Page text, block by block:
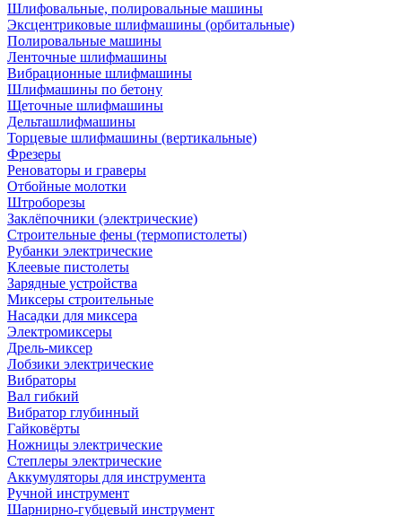
Шлифовальные, полировальные машины
Эксцентриковые шлифмашины (орбитальные)
Полировальные машины
Ленточные шлифмашины
Вибрационные шлифмашины
Шлифмашины по бетону
Щеточные шлифмашины
Дельташлифмашины
Торцевые шлифмашины (вертикальные)
Фрезеры
Реноваторы и граверы
Отбойные молотки
Штроборезы
Заклёпочники (электрические)
Строительные фены (термопистолеты)
Рубанки электрические
Клеевые пистолеты
Зарядные устройства
Миксеры строительные
Насадки для миксера
Электромиксеры
Дрель-миксер
Лобзики электрические
Вибраторы
Вал гибкий
Вибратор глубинный
Гайковёрты
Ножницы электрические
Степлеры электрические
Аккумуляторы для инструмента
Ручной инструмент
Шарнирно-губцевый инструмент